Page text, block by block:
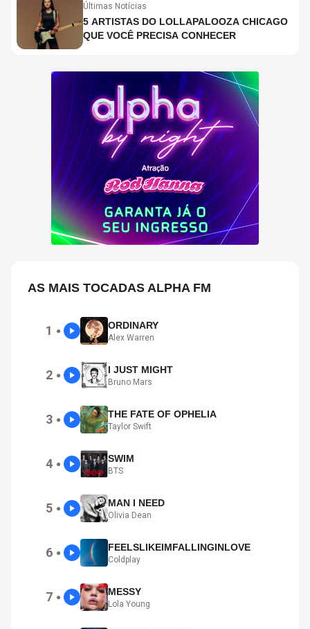
Últimas Notícias
5 ARTISTAS DO LOLLAPALOOZA CHICAGO
QUE VOCÊ PRECISA CONHECER
AS MAIS TOCADAS ALPHA FM
1 ● ORDINARY
Alex Warren
2 ● I JUST MIGHT
Bruno Mars
3 ● THE FATE OF OPHELIA
Taylor Swift
4 ● SWIM
BTS
5 ● MAN I NEED
Olivia Dean
6 ● FEELSLIKEIMFALLINGINLOVE
Coldplay
7 ● MESSY
Lola Young